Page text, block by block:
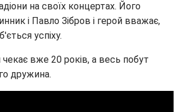
на своїх концертах. Його
і Павло Зібров і герой вважає,
успіху.
чекає вже 20 років, а весь побут
дружина.